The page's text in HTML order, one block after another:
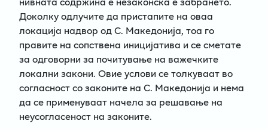
Доколку одлучите да пристапите на оваа
локација надвор од C. Македонија, тоа го
правите на сопствена иницијатива и се сметате
за одговорни за почитување на важечките
локални закони. Овие услови се толкуваат во
согласност со законите на С. Македонија и нема
да се применуваат начела за решавање на
неусогласеност на законите.